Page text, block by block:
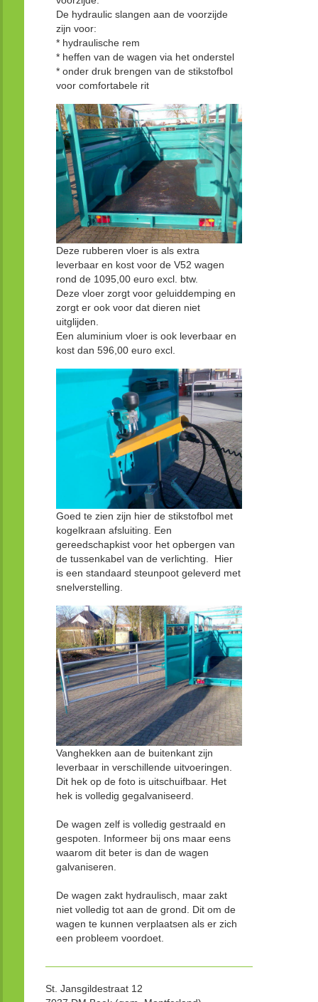
De hydraulic slangen aan de voorzijde
zijn voor:
* hydraulische rem
* heffen van de wagen via het onderstel
* onder druk brengen van de stikstofbol
voor comfortabele rit
Deze rubberen vloer is als extra
leverbaar en kost voor de V52 wagen
rond de 1095,00 euro excl. btw.
Deze vloer zorgt voor geluiddemping en
zorgt er ook voor dat dieren niet
uitglijden.
Een aluminium vloer is ook leverbaar en
kost dan 596,00 euro excl.
Goed te zien zijn hier de stikstofbol met
kogelkraan afsluiting. Een
gereedschapkist voor het opbergen van
de tussenkabel van de verlichting. Hier
is een standaard steunpoot geleverd met
snelverstelling.
Vanghekken aan de buitenkant zijn
leverbaar in verschillende uitvoeringen.
Dit hek op de foto is uitschuifbaar. Het
hek is volledig gegalvaniseerd.
De wagen zelf is volledig gestraald en
gespoten. Informeer bij ons maar eens
waarom dit beter is dan de wagen
galvaniseren.
De wagen zakt hydraulisch, maar zakt
niet volledig tot aan de grond. Dit om de
wagen te kunnen verplaatsen als er zich
een probleem voordoet.
St. Jansgildestraat 12